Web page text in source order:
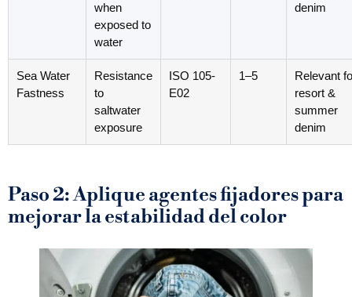
when
exposed to
water
denim
Sea Water
Fastness
Resistance
to
saltwater
exposure
ISO 105-
E02
1–5
Relevant
resort &
summer
denim
Paso 2: Aplique agentes fijadores para
mejorar la estabilidad del color